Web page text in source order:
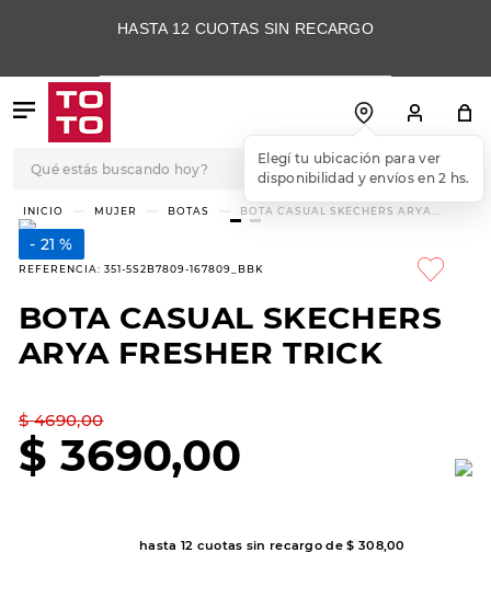
HASTA 12 CUOTAS SIN RECARGO
Elegí tu ubicación para ver
disponibilidad y envíos en 2 hs.
MUJER BOTAS
BOTA CASUAL SKECHERS ARYA
FRESHER TRICK
21 %
REFERENCIA: 351-5S2B7809-167809_BBK
BOTA CASUAL SKECHERS
ARYA FRESHER TRICK
$ 4690,00
$ 3690,00
hasta 12 cuotas sin recargo de$ 308,00
TÉRMINOS MÁS
BUSCADOS
1
3.
skechers slip-ins